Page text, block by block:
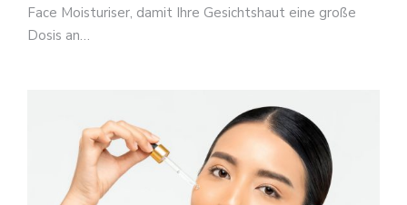
Face Moisturiser, damit Ihre Gesichtshaut eine große
Dosis an…